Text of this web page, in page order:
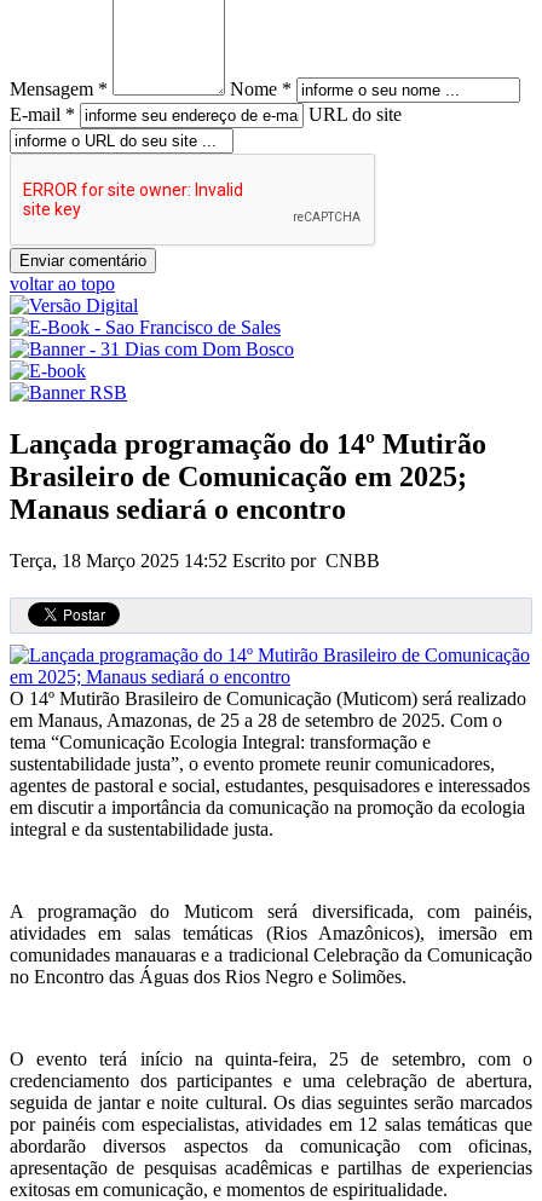
Mensagem *
Nome *
E-mail *
URL do site
voltar ao topo
Lançada programação do 14º Mutirão
Brasileiro de Comunicação em 2025;
Manaus sediará o encontro
Terça, 18 Março 2025 14:52 Escrito por CNBB
O 14º Mutirão Brasileiro de Comunicação (Muticom) será realizado
em Manaus, Amazonas, de 25 a 28 de setembro de 2025. Com o
tema “Comunicação Ecologia Integral: transformação e
sustentabilidade justa”, o evento promete reunir comunicadores,
agentes de pastoral e social, estudantes, pesquisadores e interessados
em discutir a importância da comunicação na promoção da ecologia
integral e da sustentabilidade justa.
A programação do Muticom será diversificada, com painéis,
atividades em salas temáticas (Rios Amazônicos), imersão em
comunidades manauaras e a tradicional Celebração da Comunicação
no Encontro das Águas dos Rios Negro e Solimões.
O evento terá início na quinta-feira, 25 de setembro, com o
credenciamento dos participantes e uma celebração de abertura,
seguida de jantar e noite cultural. Os dias seguintes serão marcados
por painéis com especialistas, atividades em 12 salas temáticas que
abordarão diversos aspectos da comunicação com oficinas,
apresentação de pesquisas acadêmicas e partilhas de experiencias
exitosas em comunicação, e momentos de espiritualidade.